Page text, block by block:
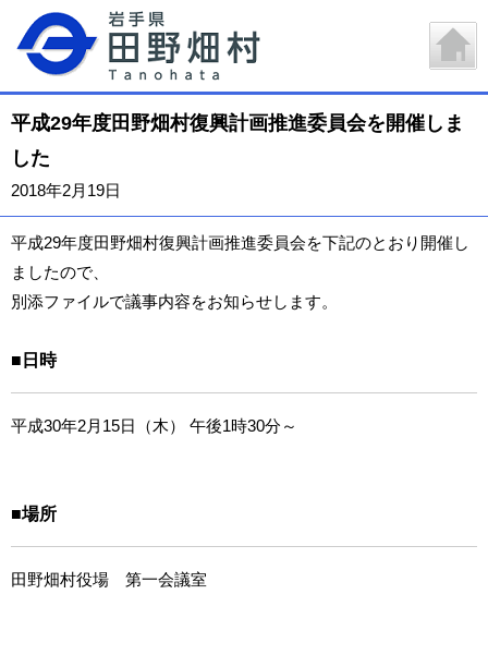
平成29年度田野畑村復興計画推進委員会を開催しま
した
2018年2月19日
平成29年度田野畑村復興計画推進委員会を下記のとおり開催し
ましたので、
別添ファイルで議事内容をお知らせします。
■日時
平成30年2月15日（木） 午後1時30分～
■場所
田野畑村役場 第一会議室